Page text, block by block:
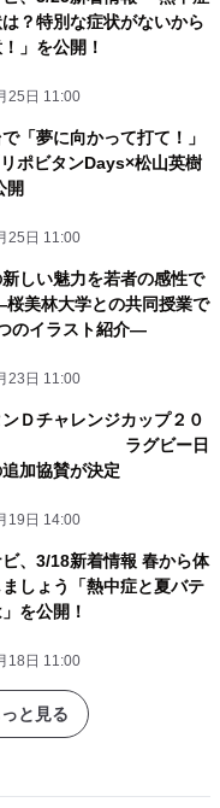
？特別な症状がないから
」を公開！
25日 11:00
「夢に向かって打て！」
ポビタンDays×松山英樹
開
25日 11:00
しい魅力を若者の感性で
美林大学との共同授業で
のイラスト紹介―
23日 11:00
ンＤチャレンジカップ２０
ラグビー日
加協賛が決定
19日 14:00
、3/18新着情報 春から体
しょう「熱中症と夏バテ
を公開！
18日 11:00
と見る